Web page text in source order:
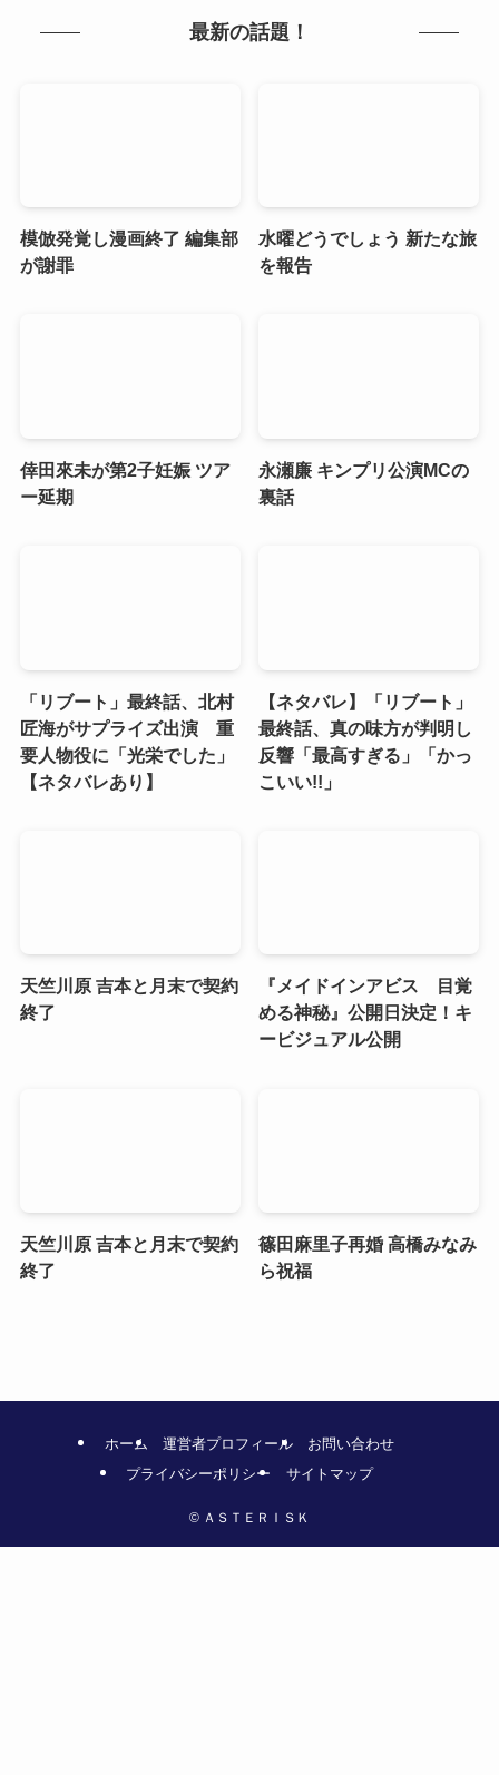
最新の話題！
模倣発覚し漫画終了 編集部
が謝罪
水曜どうでしょう 新たな旅
を報告
倖田來未が第2子妊娠 ツア
ー延期
永瀬廉 キンプリ公演MCの
裏話
「リブート」最終話、北村
匠海がサプライズ出演 重
要人物役に「光栄でした」
【ネタバレあり】
【ネタバレ】「リブート」
最終話、真の味方が判明し
反響「最高すぎる」「かっ
こいい!!」
天竺川原 吉本と月末で契約
終了
『メイドインアビス 目覚
める神秘』公開日決定！キ
ービジュアル公開
天竺川原 吉本と月末で契約
終了
篠田麻里子再婚 高橋みなみ
ら祝福
ホーム 運営者プロフィール
お問い合わせ
プライバシーポリシー
サイトマップ
© ＡＳＴＥＲＩＳＫ